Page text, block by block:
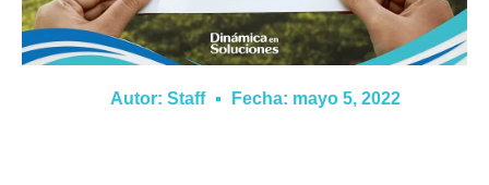
Autor: Staff Fecha: mayo 5, 2022